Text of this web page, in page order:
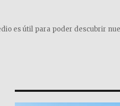
es útil para poder descubrir